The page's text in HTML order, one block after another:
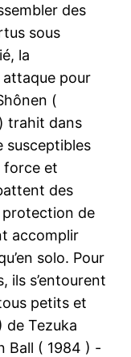
des
sous
la
attaque pour
(
trahit dans
susceptibles
force et
des
protection de
accomplir
solo. Pour
ils s’entourent
petits et
de Tezuka
Ball ( 1984 ) -